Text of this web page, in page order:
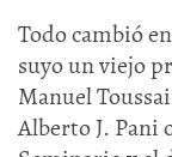
Todo cambió
suyo un viejo
Manuel
Alberto J. Pani